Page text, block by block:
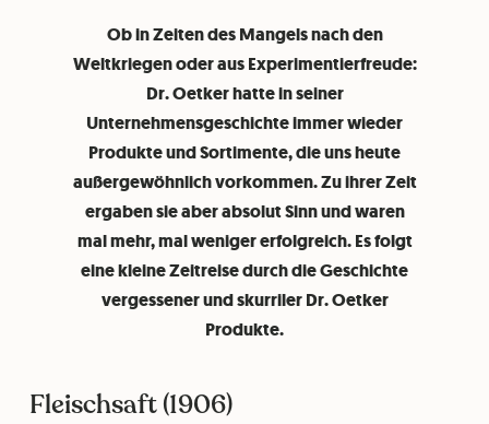
Ob in Zeiten des Mangels nach den
Weltkriegen oder aus Experimentierfreude:
Dr. Oetker hatte in seiner
Unternehmensgeschichte immer wieder
Produkte und Sortimente, die uns heute
außergewöhnlich vorkommen. Zu ihrer Zeit
ergaben sie aber absolut Sinn und waren
mal mehr, mal weniger erfolgreich. Es folgt
eine kleine Zeitreise durch die Geschichte
vergessener und skurriler Dr. Oetker
Produkte.
Fleischsaft (1906)